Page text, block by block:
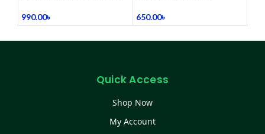
990.00৳ 650.00৳
Quick Access
Shop Now
My Account